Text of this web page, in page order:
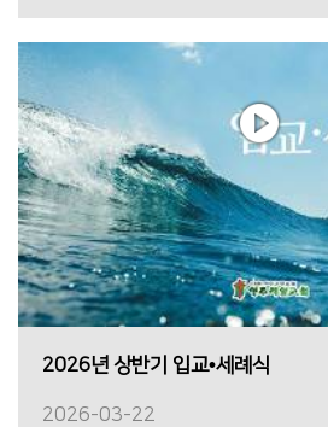
2026년 상반기 입교•세례식
2026-03-22